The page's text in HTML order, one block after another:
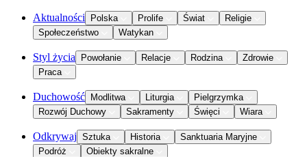
Aktualności Polska Prolife Świat
Religie
Społeczeństwo
Watykan
Styl życia Powołanie Relacje Rodzina
Zdrowie
Praca
Duchowość Modlitwa Liturgia
Pielgrzymka
Rozwój Duchowy
Sakramenty Święci Wiara
Odkrywaj Sztuka Historia
Sanktuaria Maryjne
Podróż
Obiekty sakralne